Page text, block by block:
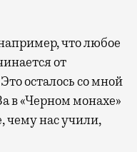
что любое
от
осталось со мной
в «Черном монахе»
чему нас учили,